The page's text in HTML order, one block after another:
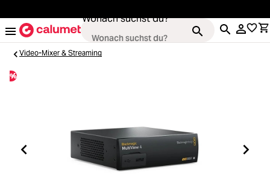
Wonach suchst du?
Loading... Objektive
Loading... Video & Drohnen
Video-Mixer & Streaming
%